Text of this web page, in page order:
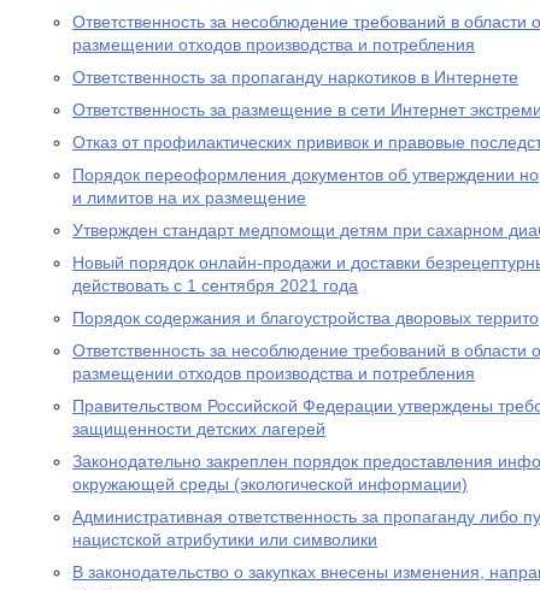
Ответственность за несоблюдение требований в
размещении отходов производства и потребления
Ответственность за пропаганду наркотиков в Интернете
Ответственность за размещение в сети Интернет
Отказ от профилактических прививок и правовые
Порядок переоформления документов об утверждении
и лимитов на их размещение
Утвержден стандарт медпомощи детям при сахарном
Новый порядок онлайн-продажи и доставки
действовать с 1 сентября 2021 года
Порядок содержания и благоустройства дворовых
Ответственность за несоблюдение требований в
размещении отходов производства и потребления
Правительством Российской Федерации утверждены
защищенности детских лагерей
Законодательно закреплен порядок предоставления
окружающей среды (экологической информации)
Административная ответственность за пропаганду либо
нацистской атрибутики или символики
В законодательство о закупках внесены изменения,